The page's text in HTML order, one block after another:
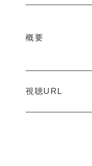
概要
視聴URL